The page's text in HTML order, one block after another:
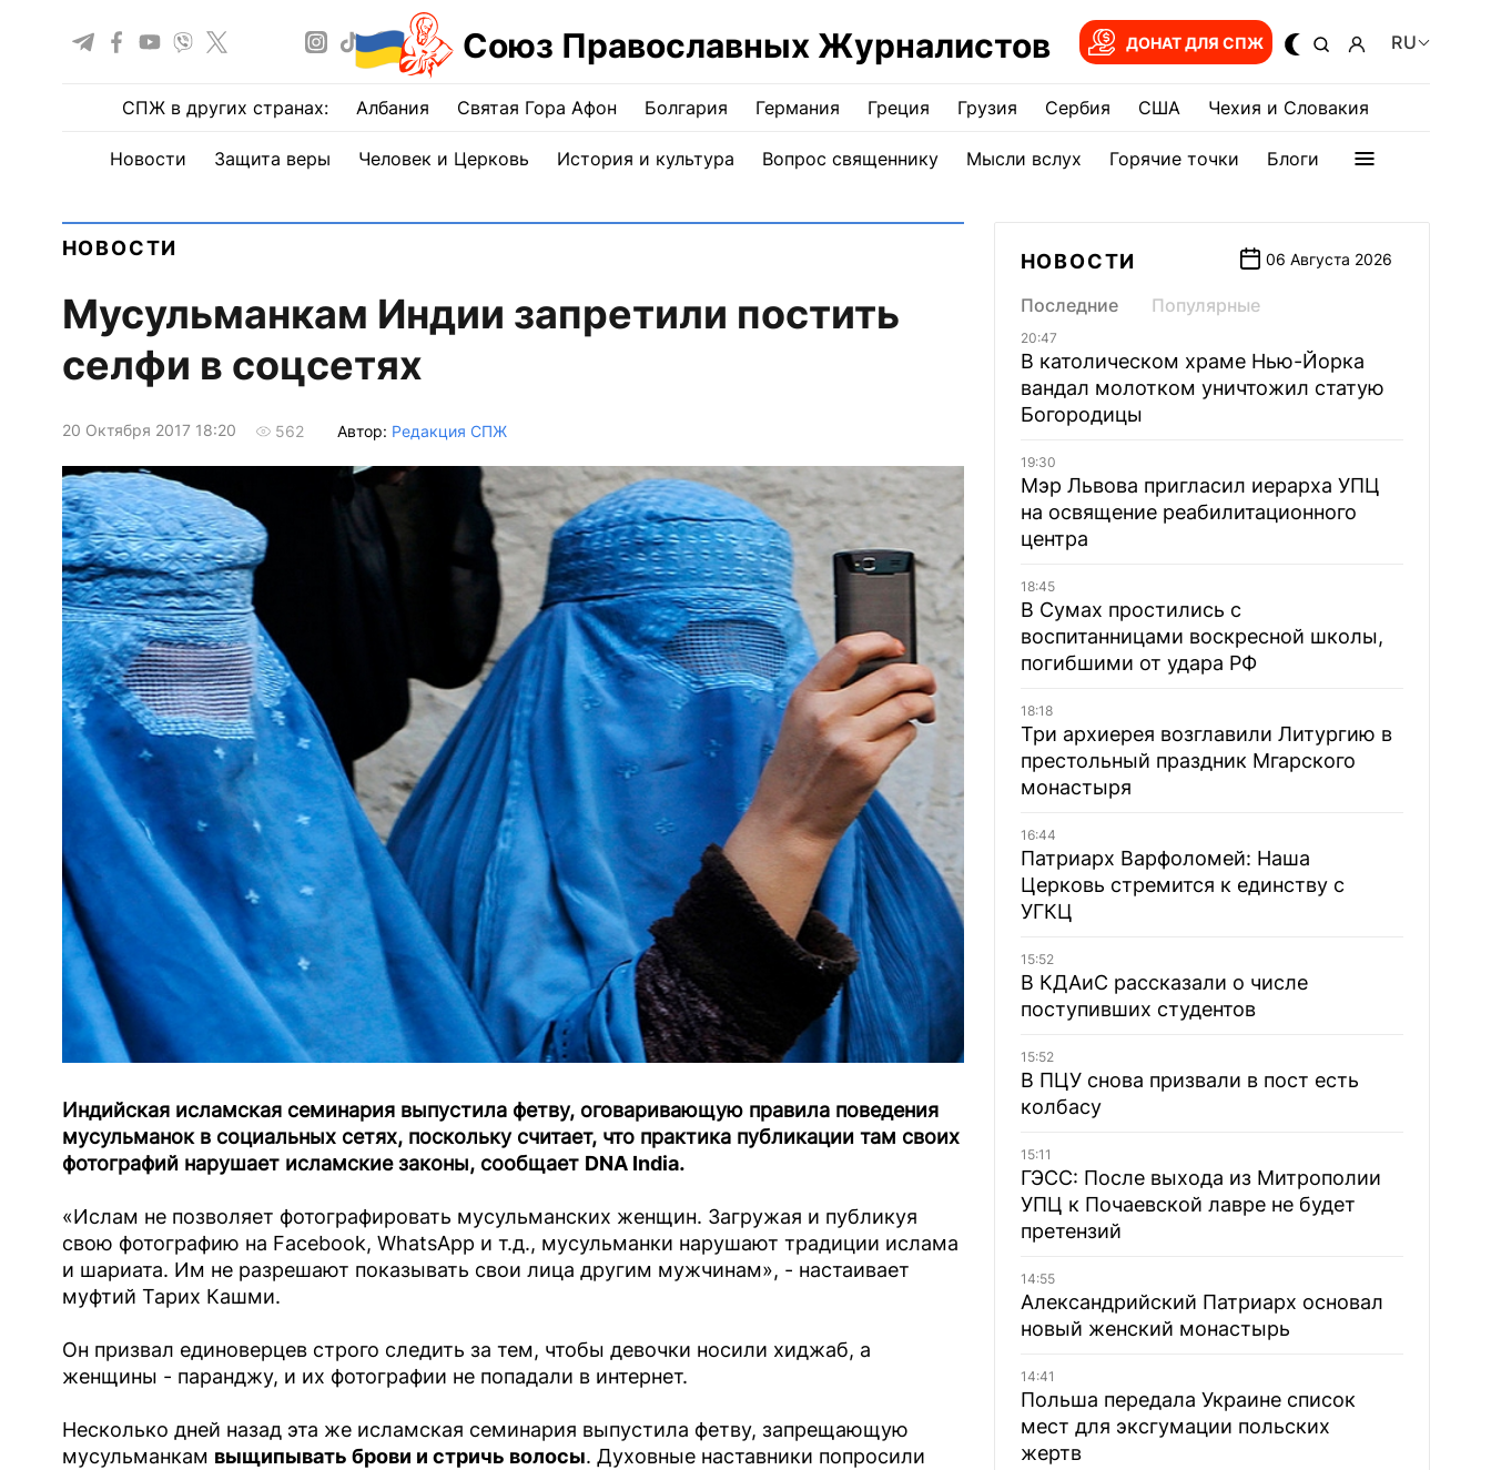
Союз Православных Журналистов ДОНАТ ДЛЯ СПЖ RU
СПЖ в других странах: Албания Святая Гора Афон Болгария Германия Греция Грузия Сербия США Чехия и Словакия
Новости Защита веры Человек и Церковь История и культура Вопрос священнику Мысли вслух Горячие точки Блоги
НОВОСТИ
Мусульманкам Индии запретили постить
селфи в соцсетях
20 Октября 2017 18:20 562 Автор: Редакция СПЖ
Индийская исламская семинария выпустила фетву, оговаривающую правила поведения
мусульманок в социальных сетях, поскольку считает, что практика публикации там своих
фотографий нарушает исламские законы, сообщает DNA India.
«Ислам не позволяет фотографировать мусульманских женщин. Загружая и публикуя
свою фотографию на Facebook, WhatsApp и т.д., мусульманки нарушают традиции ислама
и шариата. Им не разрешают показывать свои лица другим мужчинам», - настаивает
муфтий Тарих Кашми.
Он призвал единоверцев строго следить за тем, чтобы девочки носили хиджаб, а
женщины - паранджу, и их фотографии не попадали в интернет.
Несколько дней назад эта же исламская семинария выпустила фетву, запрещающую
мусульманкам выщипывать брови и стричь волосы. Духовные наставники попросили
НОВОСТИ 06 Августа 2026
Последние Популярные
20:47
В католическом храме Нью-Йорка
вандал молотком уничтожил статую
Богородицы
19:30
Мэр Львова пригласил иерарха УПЦ
на освящение реабилитационного
центра
18:45
В Сумах простились с
воспитанницами воскресной школы,
погибшими от удара РФ
18:18
Три архиерея возглавили Литургию в
престольный праздник Мгарского
монастыря
16:44
Патриарх Варфоломей: Наша
Церковь стремится к единству с
УГКЦ
15:52
В КДАиС рассказали о числе
поступивших студентов
15:52
В ПЦУ снова призвали в пост есть
колбасу
15:11
ГЭСС: После выхода из Митрополии
УПЦ к Почаевской лавре не будет
претензий
14:55
Александрийский Патриарх основал
новый женский монастырь
14:41
Польша передала Украине список
мест для эксгумации польских
жертв